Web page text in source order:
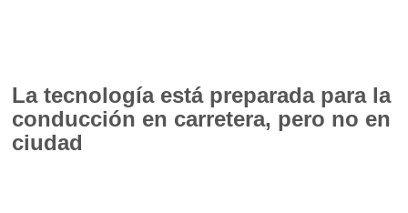
La tecnología está preparada para la
conducción en carretera, pero no en
ciudad